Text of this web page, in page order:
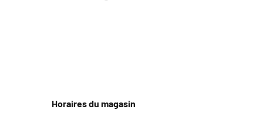
Blanc
Horaires du magasin